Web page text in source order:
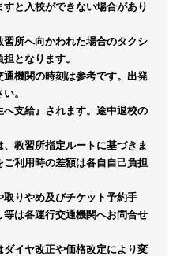
と入校ができない場合があり
所へ向かわれた場合のタクシ
となります。
機関の時刻は参考です。出発
。
支給』されます。途中退校の
教習所指定ルートに基づきま
利用時の差額は各自自己負担
りやめ及びチケット予約手
は各運行交通機関へお問合せ
イヤ改正や価格改定により変